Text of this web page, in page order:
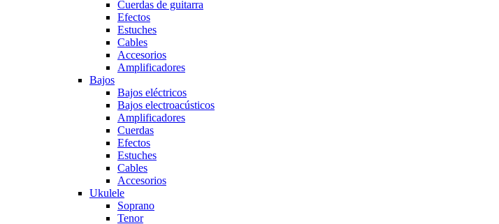
Cuerdas de guitarra
Efectos
Estuches
Cables
Accesorios
Amplificadores
Bajos
Bajos eléctricos
Bajos electroacústicos
Amplificadores
Cuerdas
Efectos
Estuches
Cables
Accesorios
Ukulele
Soprano
Tenor